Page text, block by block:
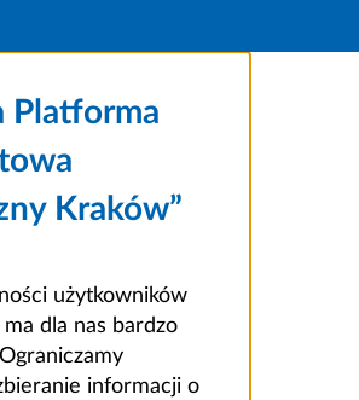
Platforma
Kraków”
użytkowników
dla nas bardzo
informacji o